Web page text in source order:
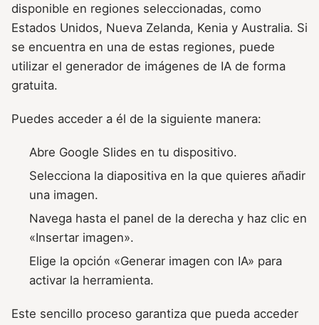
disponible en regiones seleccionadas, como
Estados Unidos, Nueva Zelanda, Kenia y Australia. Si
se encuentra en una de estas regiones, puede
utilizar el generador de imágenes de IA de forma
gratuita.
Puedes acceder a él de la siguiente manera:
Abre Google Slides en tu dispositivo.
Selecciona la diapositiva en la que quieres añadir
una imagen.
Navega hasta el panel de la derecha y haz clic en
«Insertar imagen».
Elige la opción «Generar imagen con IA» para
activar la herramienta.
Este sencillo proceso garantiza que pueda acceder